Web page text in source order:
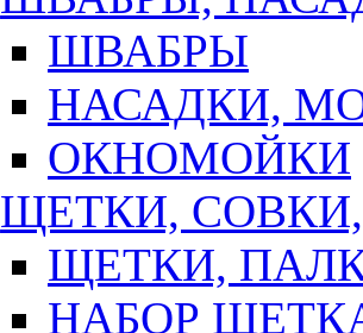
ШВАБРЫ
НАСАДКИ,
ОКНОМОЙКИ
ЩЕТКИ,
ЩЕТКИ,
НАБОР